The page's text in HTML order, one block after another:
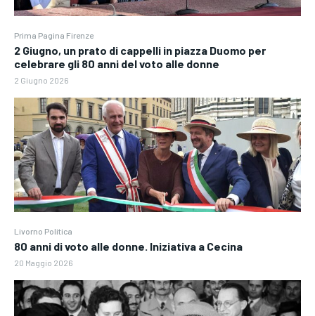
Prima Pagina Firenze
2 Giugno, un prato di cappelli in piazza Duomo per
celebrare gli 80 anni del voto alle donne
2 Giugno 2026
Livorno Politica
80 anni di voto alle donne. Iniziativa a Cecina
20 Maggio 2026